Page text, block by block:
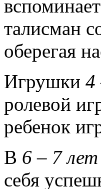
талисман
оберегая
Игрушки 4
ролевой
ребенок
В 6 – 7 лет
себя